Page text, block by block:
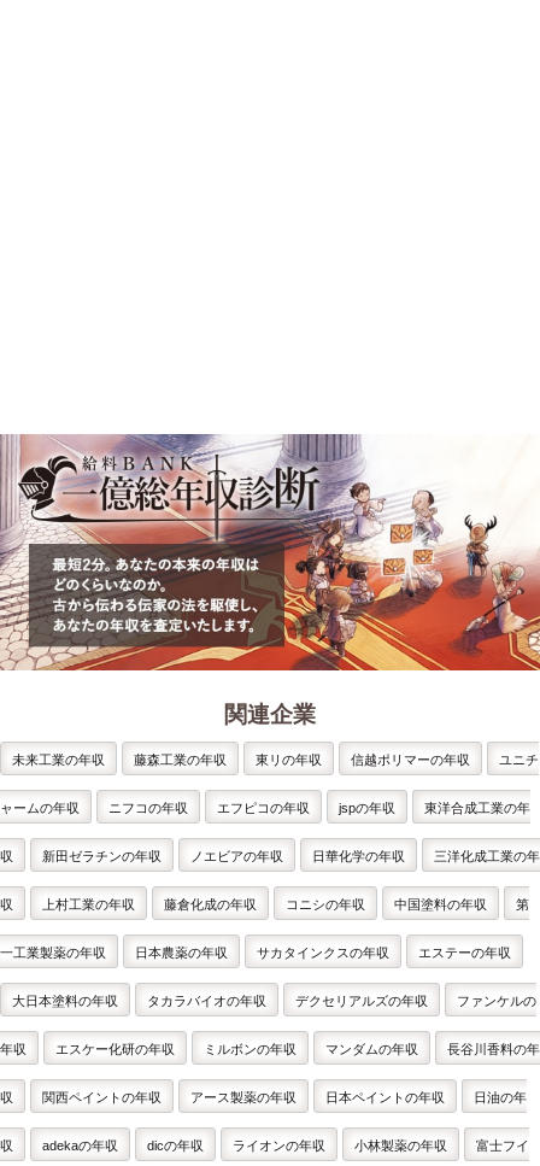
関連企業
未来工業の年収 藤森工業の年収 東リの年収 信越ポリマーの年収 ユニチ
ャームの年収 ニフコの年収 エフピコの年収 jspの年収 東洋合成工業の年
収 新田ゼラチンの年収 ノエビアの年収 日華化学の年収 三洋化成工業の年
収 上村工業の年収 藤倉化成の年収 コニシの年収 中国塗料の年収 第
一工業製薬の年収 日本農薬の年収 サカタインクスの年収 エステーの年収
大日本塗料の年収 タカラバイオの年収 デクセリアルズの年収 ファンケルの
年収 エスケー化研の年収 ミルボンの年収 マンダムの年収 長谷川香料の年
収 関西ペイントの年収 アース製薬の年収 日本ペイントの年収 日油の年
収 adekaの年収 dicの年収 ライオンの年収 小林製薬の年収 富士フイ